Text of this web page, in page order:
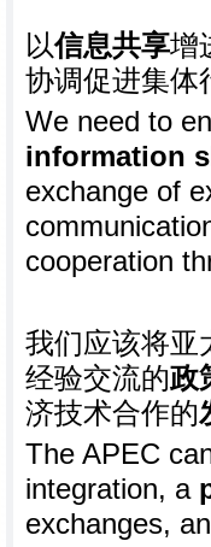
以信息共享增
协调促进集体
We need to
information
exchange of
cooperation
我们应该将亚
经验交流的政
济技术合作的
The APEC
integration, a
exchanges, an